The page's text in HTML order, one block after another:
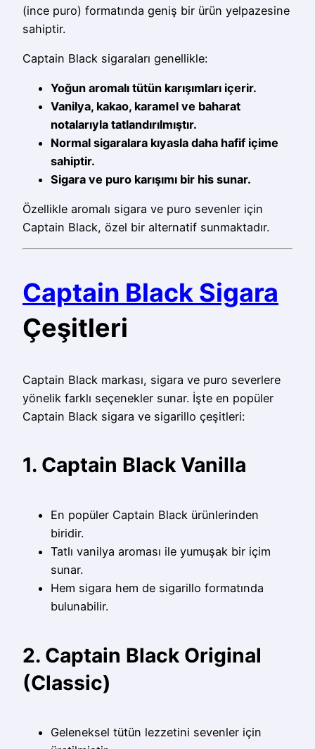
(ince puro) formatında geniş bir ürün yelpazesine
sahiptir.
Captain Black sigaraları genellikle:
Yoğun aromalı tütün karışımları içerir.
Vanilya, kakao, karamel ve baharat
notalarıyla tatlandırılmıştır.
Normal sigaralara kıyasla daha hafif içime
sahiptir.
Sigara ve puro karışımı bir his sunar.
Özellikle aromalı sigara ve puro sevenler için
Captain Black, özel bir alternatif sunmaktadır.
Captain Black Sigara
Çeşitleri
Captain Black markası, sigara ve puro severlere
yönelik farklı seçenekler sunar. İşte en popüler
Captain Black sigara ve sigarillo çeşitleri:
1. Captain Black Vanilla
En popüler Captain Black ürünlerinden
biridir.
Tatlı vanilya aroması ile yumuşak bir içim
sunar.
Hem sigara hem de sigarillo formatında
bulunabilir.
2. Captain Black Original
(Classic)
Geleneksel tütün lezzetini sevenler için